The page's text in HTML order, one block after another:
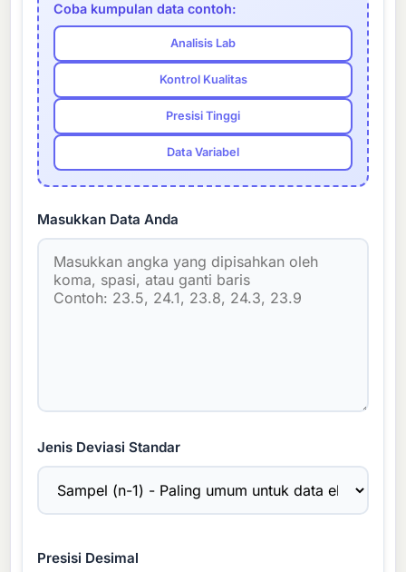
Coba kumpulan data contoh:
Analisis Lab
Kontrol Kualitas
Presisi Tinggi
Data Variabel
Masukkan Data Anda
Jenis Deviasi Standar
Presisi Desimal